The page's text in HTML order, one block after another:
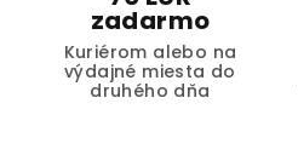
zadarmo
Kuriérom alebo na
výdajné miesta do
druhého dňa